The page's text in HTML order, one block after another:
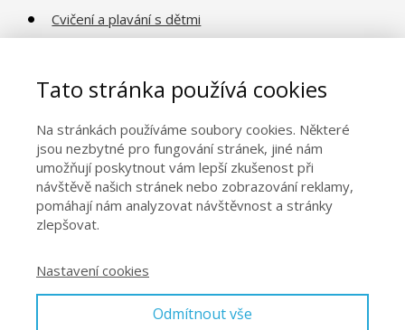
Cvičení a plavání s dětmi
Obecné informace
Naše centra
Kontakty
Tato stránka používá cookies
Na stránkách používáme soubory cookies. Některé
jsou nezbytné pro fungování stránek, jiné nám
umožňují poskytnout vám lepší zkušenost při
návštěvě našich stránek nebo zobrazování reklamy,
pomáhají nám analyzovat návštěvnost a stránky
zlepšovat.
Nastavení cookies
Odmítnout vše